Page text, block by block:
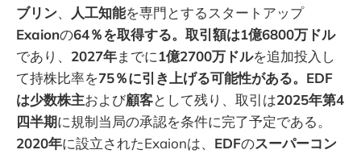
ブリン、 人工知能を専門とするスタートアップ
Exaionの64％を取得する。取引額は1億6800万ドル
であり、 2027年までに1億2700万ドルを追加投入し
て持株比率を75％に引き上げる可能性がある。EDF
は少数株主および顧客として残り、取引は2025年第4
四半期に規制当局の承認を条件に完了予定である。
2020年に設立されたExaionは、 EDFのスーパーコン